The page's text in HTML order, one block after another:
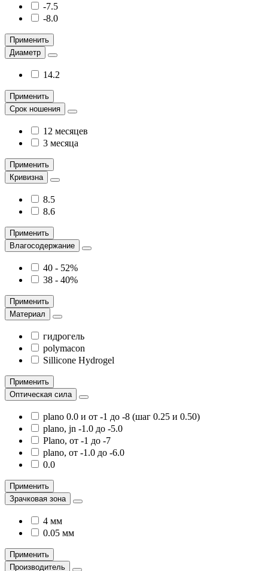
-7.5
-8.0
Применить
Диаметр
14.2
Применить
Срок ношения
12 месяцев
3 месяца
Применить
Кривизна
8.5
8.6
Применить
Влагосодержание
40 - 52%
38 - 40%
Применить
Материал
гидрогель
polymacon
Sillicone Hydrogel
Применить
Оптическая сила
plano 0.0 и от -1 до -8 (шаг 0.25 и 0.50)
plano, jn -1.0 до -5.0
Plano, от -1 до -7
plano, от -1.0 до -6.0
0.0
Применить
Зрачковая зона
4 мм
0.05 мм
Применить
Производитель